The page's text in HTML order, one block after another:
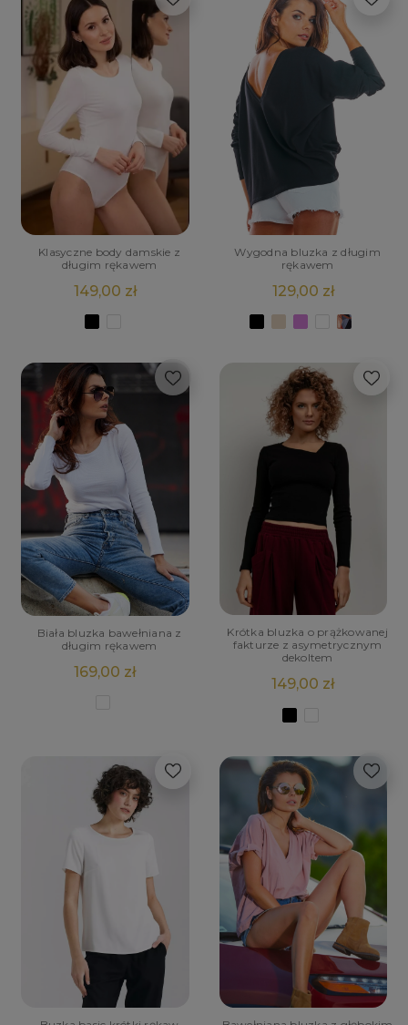
Klasyczne body damskie z
długim rękawem
149,00 zł
Wygodna bluzka z długim
rękawem
129,00 zł
Biała bluzka bawełniana z
długim rękawem
169,00 zł
Krótka bluzka o prążkowanej
fakturze z asymetrycznym
dekoltem
149,00 zł